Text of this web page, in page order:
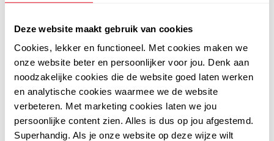
Deze website maakt gebruik van cookies
Cookies, lekker en functioneel. Met cookies maken we
onze website beter en persoonlijker voor jou. Denk aan
noodzakelijke cookies die de website goed laten werken
en analytische cookies waarmee we de website
verbeteren. Met marketing cookies laten we jou
persoonlijke content zien. Alles is dus op jou afgestemd.
Superhandig. Als je onze website op deze wijze wilt